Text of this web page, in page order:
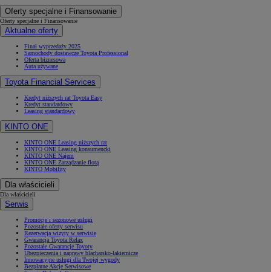
Oferty specjalne i Finansowanie
Oferty specjalne i Finansowanie
Aktualne oferty
Finał wyprzedaży 2025
Samochody dostawcze Toyota Professional
Oferta biznesowa
Auta używane
Toyota Financial Services
Kredyt niższych rat Toyota Easy
Kredyt standardowy
Leasing standardowy
KINTO ONE
KINTO ONE Leasing niższych rat
KINTO ONE Leasing konsumencki
KINTO ONE Najem
KINTO ONE Zarządzanie flotą
KINTO Mobility
Dla właścicieli
Dla właścicieli
Serwis
Promocje i sezonowe usługi
Pozostałe oferty serwisu
Rezerwacja wizyty w serwisie
Gwarancja Toyota Relax
Pozostałe Gwarancje Toyoty
Ubezpieczenia i naprawy blacharsko-lakiernicze
Innowacyjne usługi dla Twojej wygody
Bezpłatne Akcje Serwisowe